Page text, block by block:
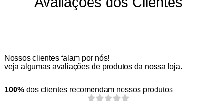
Nossos clientes falam por nós!
veja algumas avaliações de produtos da nossa loja.
100% dos clientes recomendam nossos produtos